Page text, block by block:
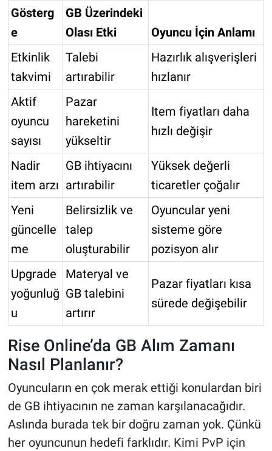
Gösterg
e
GB Üzerindeki
Olası Etki
Oyuncu İçin Anlamı
Etkinlik
takvimi
Talebi
artırabilir
Hazırlık alışverişleri
hızlanır
Aktif
oyuncu
sayısı
Pazar
hareketini
yükseltir
Item fiyatları daha
hızlı değişir
Nadir
item arzı
GB ihtiyacını
artırabilir
Yüksek değerli
ticaretler çoğalır
Yeni
güncelle
me
Belirsizlik ve
talep
oluşturabilir
Oyuncular yeni
sisteme göre
pozisyon alır
Upgrade
yoğunluğ
u
Materyal ve
GB talebini
artırır
Pazar fiyatları kısa
sürede değişebilir
Rise Online’da GB Alım Zamanı
Nasıl Planlanır?
Oyuncuların en çok merak ettiği konulardan biri
de GB ihtiyacının ne zaman karşılanacağıdır.
Aslında burada tek bir doğru zaman yok. Çünkü
her oyuncunun hedefi farklıdır. Kimi PvP için